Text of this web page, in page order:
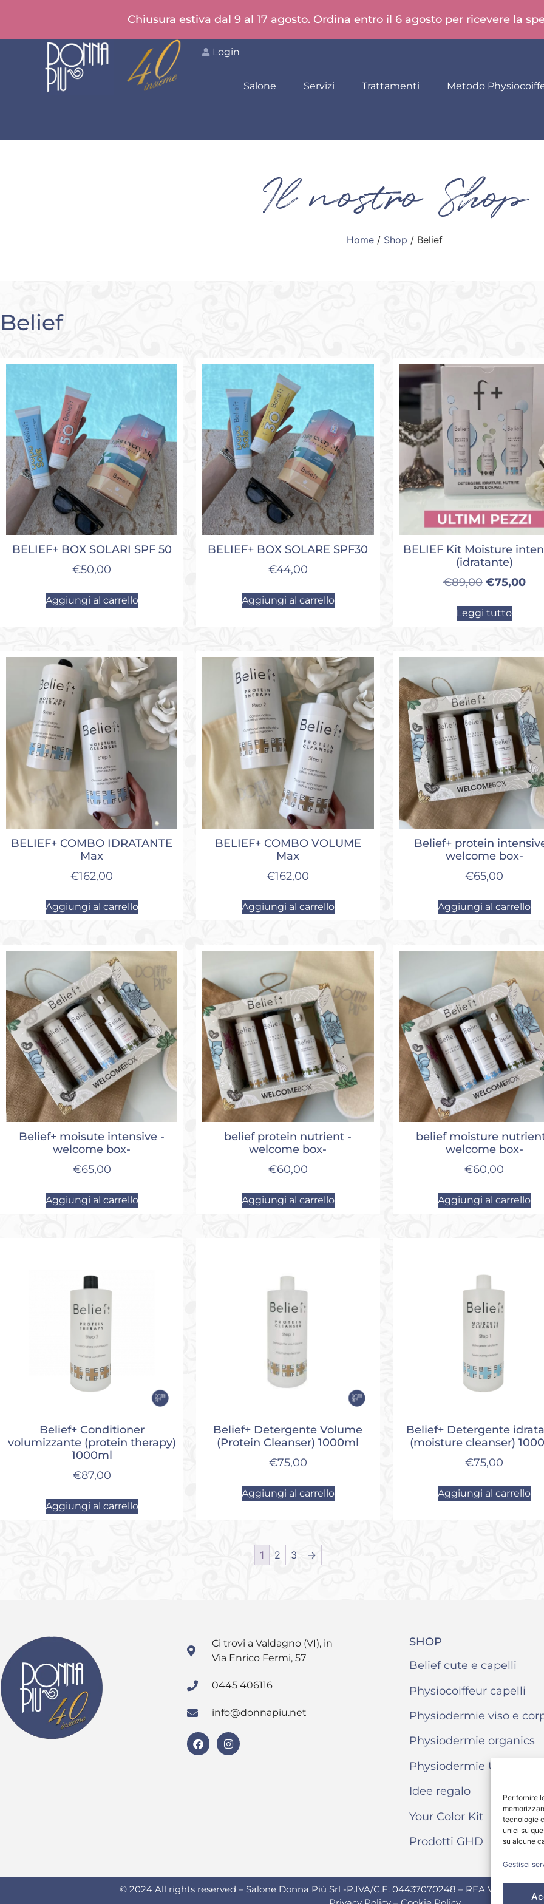
Per fornire
tecnologie
unici su
su alcune
Gestisci
Chiusura estiva dal 9 al 17 agosto. Ordina entro il 6 agosto per ricevere la
Login
Salone Servizi Trattamenti Metodo
Il nostro Shop
Home / Shop / Belief
Belief
BELIEF+ BOX SOLARI SPF 50
€50,00
Aggiungi al carrello
BELIEF+ BOX SOLARE SPF30
€44,00
Aggiungi al carrello
BELIEF Kit Moisture
(idratante)
€89,00 €75,00
Leggi tutto
BELIEF+ COMBO IDRATANTE
Max
€162,00
Aggiungi al carrello
BELIEF+ COMBO VOLUME
Max
€162,00
Aggiungi al carrello
Belief+ protein
welcome box-
€65,00
Aggiungi al carrello
Belief+ moisute intensive -
welcome box-
€65,00
Aggiungi al carrello
belief protein nutrient -
welcome box-
€60,00
Aggiungi al carrello
belief moisture
welcome box-
€60,00
Aggiungi al carrello
Belief+ Conditioner
volumizzante (protein therapy)
1000ml
€87,00
Aggiungi al carrello
Belief+ Detergente Volume
(Protein Cleanser) 1000ml
€75,00
Aggiungi al carrello
Belief+ Detergente
(moisture cleanser)
€75,00
Aggiungi al carrello
1 2 3 →
Ci trovi a Valdagno (VI), in
Via Enrico Fermi, 57
0445 406116
info@donnapiu.net
SHOP
Belief cute e capelli
Physiocoiffeur capelli
Physiodermie viso e
Physiodermie organics
Physiodermie Uomo
Idee regalo
Your Color Kit
Prodotti GHD
© 2024 All rights reserved – Salone Donna Più Srl -P.IVA/C.F. 04437070248 – REA VI 404123